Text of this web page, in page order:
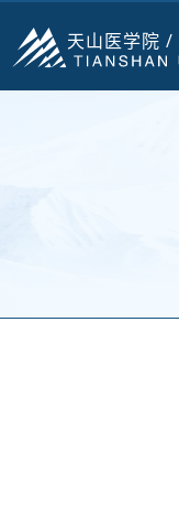
天山医学院 /